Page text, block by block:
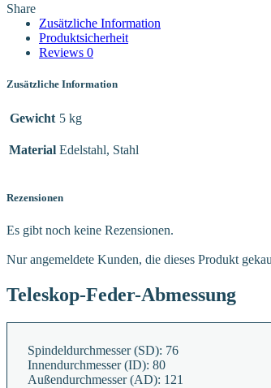
Share
Zusätzliche Information
Produktsicherheit
Reviews 0
Zusätzliche Information
Gewicht 5 kg
Material Edelstahl, Stahl
Rezensionen
Es gibt noch keine Rezensionen.
Nur angemeldete Kunden, die dieses Produkt
Teleskop-Feder-Abmessung
Spindeldurchmesser (SD): 76
Innendurchmesser (ID): 80
Außendurchmesser (AD): 121